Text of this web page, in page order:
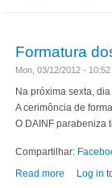
Formatura
Mon, 03/12/2012 -
Na próxima sexta,
A cerimôncia de
O DAINF parabeniza
Compartilhar:
Read more about
Log in